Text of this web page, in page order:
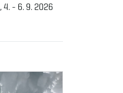
, 4. - 6. 9. 2026